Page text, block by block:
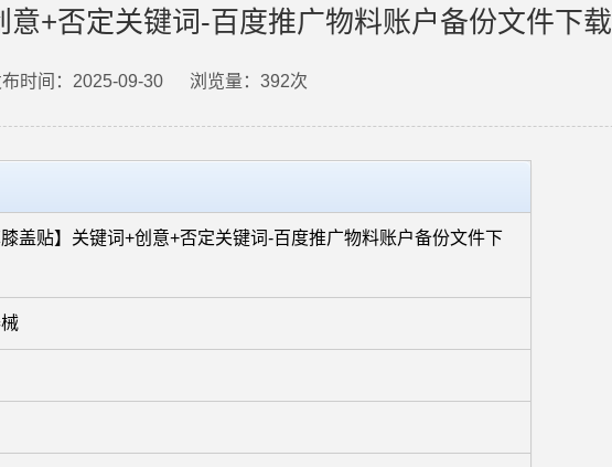
意+否定关键词-百度推广物料账户备份文件下载
布时间：2025-09-30 浏览量：392次
膝盖贴】关键词+创意+否定关键词-百度推广物料账户备份文件下